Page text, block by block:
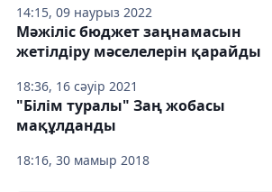
14:15, 09 наурыз 2022
18:36, 16 сәуір 2021
Мәжіліс бюджет заңнамасын
жетiлдiру мәселелерін қарайды
18:16, 30 мамыр 2018
"Білім туралы" Заң жобасы
мақұлданды